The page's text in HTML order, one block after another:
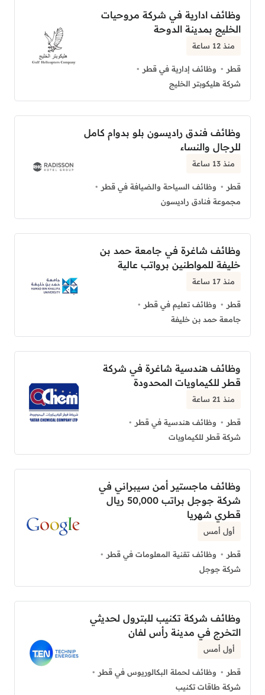
وظائف ادارية في شركة مروحيات
الخليج بمدينة الدوحة
منذ 12 ساعة
قطر
وظائف إدارية في قطر
شركة هليكوبتر الخليج
وظائف فندق راديسون بلو بدوام كامل
للرجال والنساء
منذ 13 ساعة
قطر
وظائف السياحة والضيافة في قطر
مجموعة فنادق راديسون
وظائف شاغرة في جامعة حمد بن
خليفة للمواطنين برواتب عالية
منذ 17 ساعة
قطر
وظائف تعليم في قطر
جامعة حمد بن خليفة
وظائف هندسية شاغرة في شركة
قطر للكيماويات المحدودة
منذ 21 ساعة
قطر
وظائف هندسية في قطر
شركة قطر للكيماويات
وظائف ماجستير أمن سيبراني في
شركة جوجل براتب 50,000 ريال
قطري شهريا
أول أمس
قطر
وظائف تقنية المعلومات في قطر
شركة جوجل
وظائف شركة تكنيب للبترول لحديثي
التخرج في مدينة رأس لفان
أول أمس
قطر
وظائف لحملة البكالوريوس في قطر
شركة طاقات تكنيب